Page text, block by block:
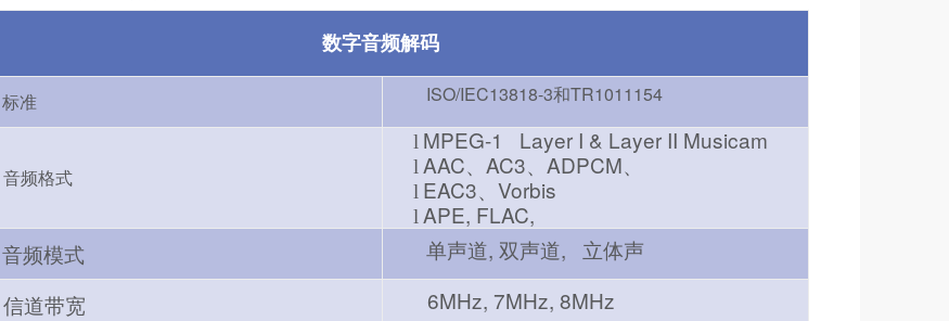
数字音频解码
标准 ISO/IEC13818-3和TR1011154
音频格式
l MPEG-1 Layer I & Layer II Musicam
l AAC、AC3、ADPCM、
l EAC3、Vorbis
l APE, FLAC,
音频模式
单声道, 双声道, 立体声
信道带宽
6MHz, 7MHz, 8MHz